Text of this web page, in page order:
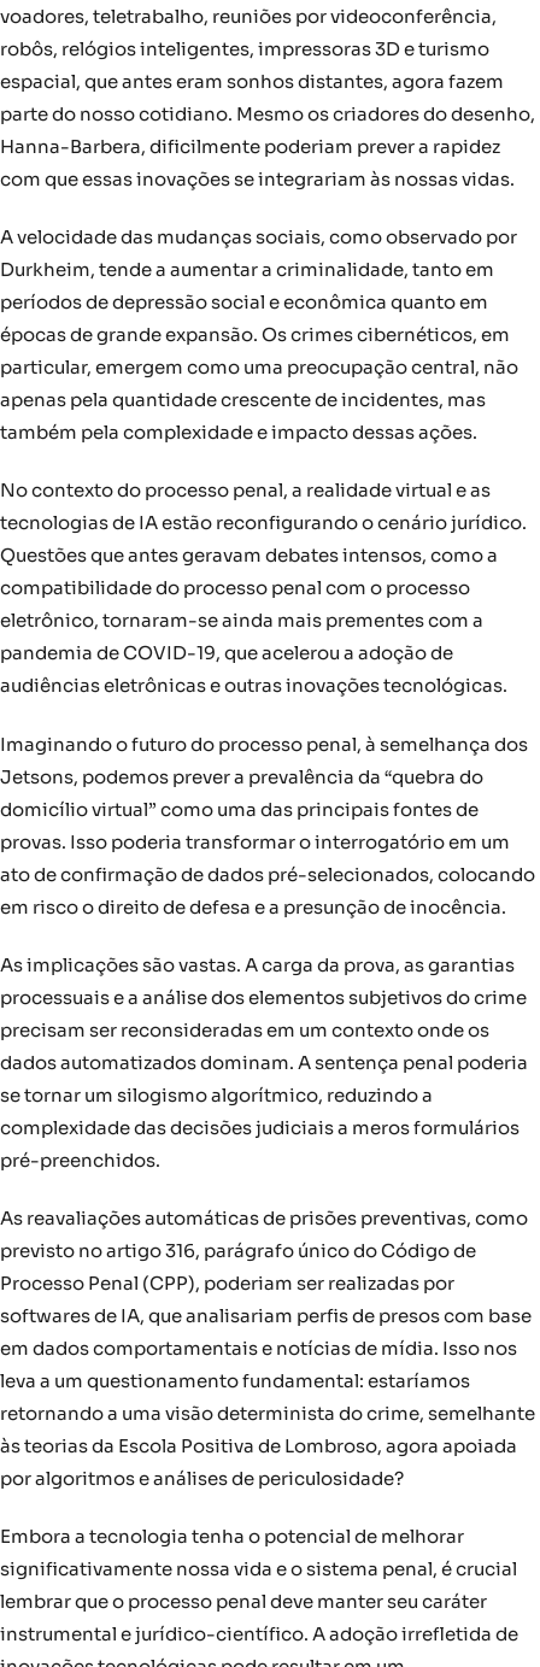
voadores, teletrabalho, reuniões por videoconferência,
robôs, relógios inteligentes, impressoras 3D e turismo
espacial, que antes eram sonhos distantes, agora fazem
parte do nosso cotidiano. Mesmo os criadores do desenho,
Hanna-Barbera, dificilmente poderiam prever a rapidez
com que essas inovações se integrariam às nossas vidas.
A velocidade das mudanças sociais, como observado por
Durkheim, tende a aumentar a criminalidade, tanto em
períodos de depressão social e econômica quanto em
épocas de grande expansão. Os crimes cibernéticos, em
particular, emergem como uma preocupação central, não
apenas pela quantidade crescente de incidentes, mas
também pela complexidade e impacto dessas ações.
No contexto do processo penal, a realidade virtual e as
tecnologias de IA estão reconfigurando o cenário jurídico.
Questões que antes geravam debates intensos, como a
compatibilidade do processo penal com o processo
eletrônico, tornaram-se ainda mais prementes com a
pandemia de COVID-19, que acelerou a adoção de
audiências eletrônicas e outras inovações tecnológicas.
Imaginando o futuro do processo penal, à semelhança dos
Jetsons, podemos prever a prevalência da “quebra do
domicílio virtual” como uma das principais fontes de
provas. Isso poderia transformar o interrogatório em um
ato de confirmação de dados pré-selecionados, colocando
em risco o direito de defesa e a presunção de inocência.
As implicações são vastas. A carga da prova, as garantias
processuais e a análise dos elementos subjetivos do crime
precisam ser reconsideradas em um contexto onde os
dados automatizados dominam. A sentença penal poderia
se tornar um silogismo algorítmico, reduzindo a
complexidade das decisões judiciais a meros formulários
pré-preenchidos.
As reavaliações automáticas de prisões preventivas, como
previsto no artigo 316, parágrafo único do Código de
Processo Penal (CPP), poderiam ser realizadas por
softwares de IA, que analisariam perfis de presos com base
em dados comportamentais e notícias de mídia. Isso nos
leva a um questionamento fundamental: estaríamos
retornando a uma visão determinista do crime, semelhante
às teorias da Escola Positiva de Lombroso, agora apoiada
por algoritmos e análises de periculosidade?
Embora a tecnologia tenha o potencial de melhorar
significativamente nossa vida e o sistema penal, é crucial
lembrar que o processo penal deve manter seu caráter
instrumental e jurídico-científico. A adoção irrefletida de